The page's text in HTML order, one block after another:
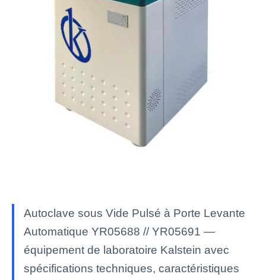
Autoclave sous Vide Pulsé à Porte Levante
Automatique YR05688 // YR05691 —
équipement de laboratoire Kalstein avec
spécifications techniques, caractéristiques